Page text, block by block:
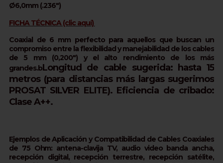
Ø6,0mm (.236")
FICHA TÉCNICA (clic aquí)
Coaxial de 6 mm perfecto para aquellos que buscan un
compromiso entre la flexibilidad y manejabilidad de los cables
de 5 mm (0,200") y el alto rendimiento de los más
grandes.bLongitud de cable sugerida: hasta 15
metros (para distancias más largas sugerimos
PROSAT SILVER ELITE). Eficiencia de cribado:
Clase A++.
Ejemplos de Aplicación y Compatibilidad de Cables Coaxiales
de 75 Ohm: antena-clavija TV, audio video banda ancha,
recepción digital, recepción terrestre, recepción satélite,